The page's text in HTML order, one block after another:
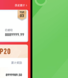
>
多